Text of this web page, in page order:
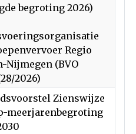
begroting 2026)
Regio
Nijmegen (BVO
2026)
Zienswijze
meerjarenbegroting